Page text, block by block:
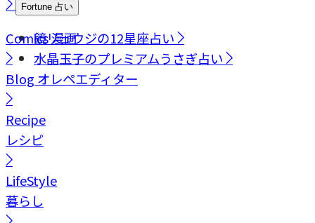
Fortune 占い
鏡リュウジの12星座占い
水晶玉子のプレミアムうさぎ占い
Comics漫画
Blog オレペエディター
Recipe
レシピ
LifeStyle
暮らし